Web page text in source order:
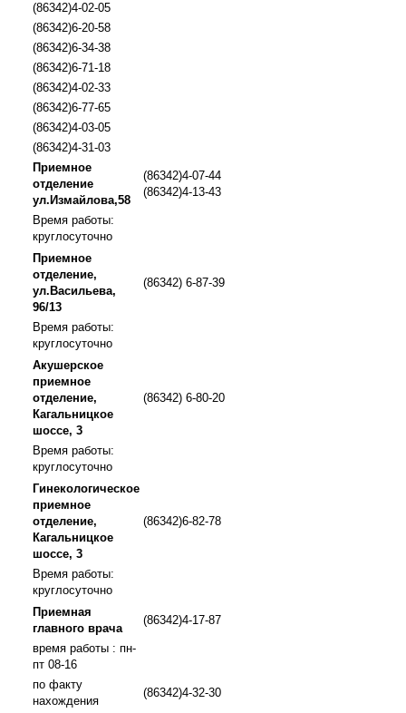
(86342)4-02-05
(86342)6-20-58
(86342)6-34-38
(86342)6-71-18
(86342)4-02-33
(86342)6-77-65
(86342)4-03-05
(86342)4-31-03
Приемное
отделение
ул.Измайлова,58
(86342)4-07-44
(86342)4-13-43
Время работы:
круглосуточно
Приемное
отделение,
ул.Васильева,
96/13
(86342) 6-87-39
Время работы:
круглосуточно
Акушерское
приемное
отделение,
Кагальницкое
шоссе, 3
(86342) 6-80-20
Время работы:
круглосуточно
Гинекологическое
приемное
отделение,
Кагальницкое
шоссе, 3
(86342)6-82-78
Время работы:
круглосуточно
Приемная
главного врача
(86342)4-17-87
время работы : пн-
пт 08-16
по факту
нахождения
(86342)4-32-30